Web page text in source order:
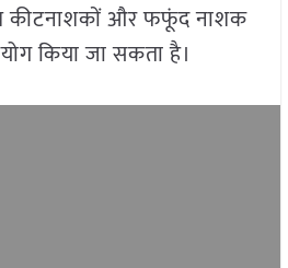
कीटनाशकों और फफूंद नाशक
किया जा सकता है।